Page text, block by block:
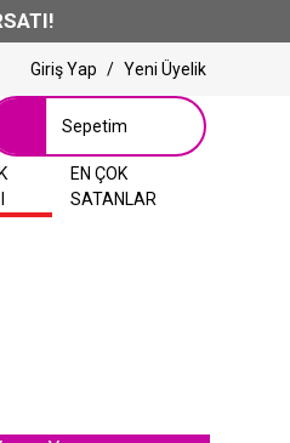
Giriş Yap / Yeni Üyelik
Sepetim
EN ÇOK
SATANLAR